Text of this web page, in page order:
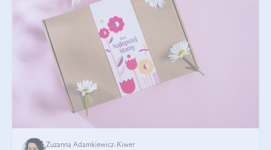
Zuzanna Adamkiewicz-Kiwer